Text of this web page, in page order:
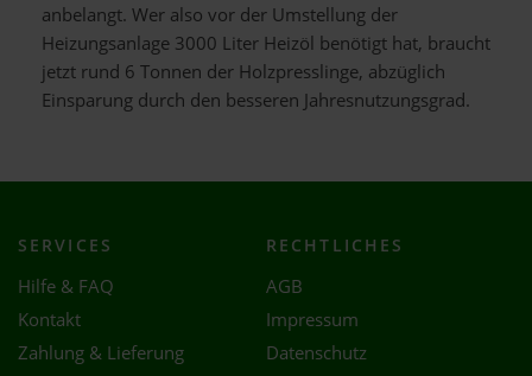
anbelangt. Wer also vor der Umstellung der
Heizungsanlage 3000 Liter Heizöl benötigt hat, braucht
jetzt rund 6 Tonnen der Holzpresslinge, abzüglich
Einsparung durch den besseren Jahresnutzungsgrad.
SERVICES
Hilfe & FAQ
Kontakt
Zahlung & Lieferung
RECHTLICHES
AGB
Impressum
Datenschutz